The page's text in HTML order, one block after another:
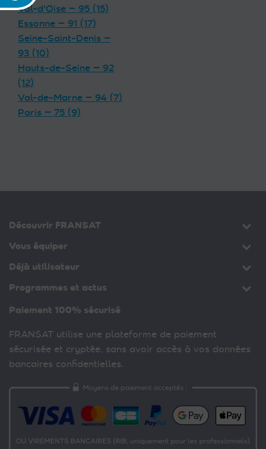
Val-d'Oise — 95 (15)
Essonne — 91 (17)
Seine-Saint-Denis —
93 (10)
Hauts-de-Seine — 92
(12)
Val-de-Marne — 94 (7)
Paris — 75 (9)
Découvrir FRANSAT
Vous équiper
Déjà utilisateur
Programmes et actus
Paiement 100% sécurisé
FRANSAT utilise une plateforme de paiement
sécurisée et cryptée, sans avoir accès à vos données
bancaires confidentielles.